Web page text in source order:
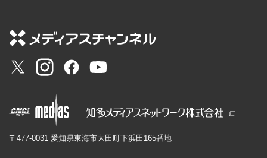
〒477-0031 愛知県東海市大田町下浜田165番地